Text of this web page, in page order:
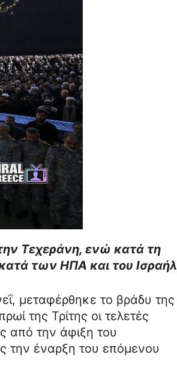
Τεχεράνη, ενώ κατά τη
των ΗΠΑ και του Ισραήλ
μεταφέρθηκε το βράδυ της
της Τρίτης οι τελετές
από την άφιξη του
την έναρξη του επόμενου